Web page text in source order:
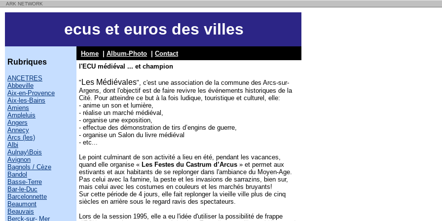
ARK NETWORK
ecus et euros des villes
Rubriques
ANCETRES
Abbeville
Aix-en-Provence
Aix-les-Bains
Amiens
Ampleluis
Angers
Annecy
Arcs (les)
Albi
Aulnay\Bois
Avignon
Bagnols / Cèze
Bandol
Basse-Terre
Bar-le-Duc
Barcelonnette
Beaumont
Beauvais
Berck-sur- Mer
Home Album-Photo
Contact
l'ECU médiéval ... et champion
" Les Médiévales", c'est une association de la commune des Arcs-sur-
Argens, dont l'objectif est de faire revivre les événements historiques de la
Cité. Pour atteindre ce but à la fois ludique, touristique et culturel, elle:
- anime un son et lumière,
- réalise un marché médiéval,
- organise une exposition,
- effectue des démonstration de tirs d’engins de guerre,
- organise un Salon du livre médiéval
- etc...
Le point culminant de son activité a lieu en été, pendant les vacances,
quand elle organise « Les Festes du Castrum d’Arcus » et permet aux
estivants et aux habitants de se replonger dans l'ambiance du Moyen-Age.
Pas celui avec la famine, la peste et les invasions de sarrazins, bien sur,
mais celui avec les costumes en couleurs et les marchés bruyants!
Sur cette période de 4 jours, elle fait replonger la vieille ville plus de cinq
siècles en arrière sous le regard ravis des spectateurs.
Lors de la session 1995, elle a eu l'idée d'utiliser la possibilité de frappe